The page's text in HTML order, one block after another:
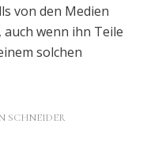
von den Medien
wenn ihn Teile
solchen
SCHNEIDER